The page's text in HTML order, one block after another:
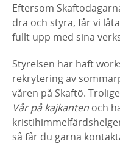
Eftersom
dra och styra, får vi
fullt upp med sina
Styrelsen har haft
rekrytering av
våren på Skaftö.
Vår på kajkanten och
så får du gärna